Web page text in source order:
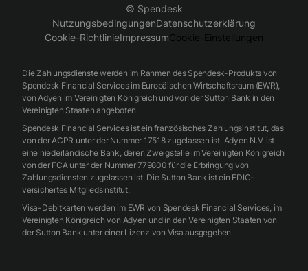
© Spendesk
NutzungsbedingungenDatenschutzerklärung
Cookie-RichtlinieImpressumCookie-Einstellungen
Die Zahlungsdienste werden im Rahmen des Spendesk-Produkts von
Spendesk Financial Services im Europäischen Wirtschaftsraum (EWR),
von Adyen im Vereinigten Königreich und von der Sutton Bank in den
Vereinigten Staaten angeboten.
Spendesk Financial Services ist ein französisches Zahlungsinstitut, das
von der ACPR unter der Nummer 17518 zugelassen ist. Adyen N.V. ist
eine niederländische Bank, deren Zweigstelle im Vereinigten Königreich
von der FCA unter der Nummer 779800 für die Erbringung von
Zahlungsdiensten zugelassen ist. Die Sutton Bank ist ein FDIC-
versichertes Mitgliedsinstitut.
Visa-Debitkarten werden im EWR von Spendesk Financial Services, im
Vereinigten Königreich von Adyen und in den Vereinigten Staaten von
der Sutton Bank unter einer Lizenz von Visa ausgegeben.